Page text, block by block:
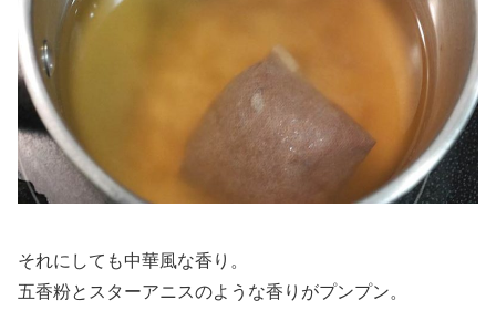
それにしても中華風な香り。
五香粉とスターアニスのような香りがプンプン。